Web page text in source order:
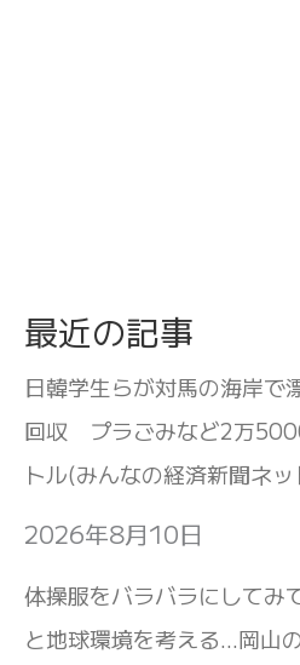
最近の記事
日韓学生らが対馬の海岸で
回収 プラごみなど2万
トル(みんなの経済新聞ネ
2026年8月10日
体操服をバラバラにしてみ
と地球環境を考える…岡山